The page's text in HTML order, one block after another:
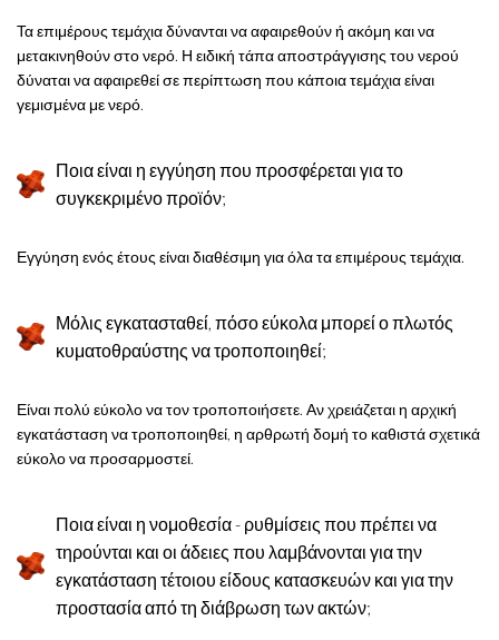
Τα επιμέρους τεμάχια δύνανται να αφαιρεθούν ή ακόμη και να
μετακινηθούν στο νερό. Η ειδική τάπα αποστράγγισης του νερού
δύναται να αφαιρεθεί σε περίπτωση που κάποια τεμάχια είναι
γεμισμένα με νερό.
Ποια είναι η εγγύηση που προσφέρεται για το
συγκεκριμένο προϊόν;
Εγγύηση ενός έτους είναι διαθέσιμη για όλα τα επιμέρους τεμάχια.
Μόλις εγκατασταθεί, πόσο εύκολα μπορεί ο πλωτός
κυματοθραύστης να τροποποιηθεί;
Είναι πολύ εύκολο να τον τροποποιήσετε. Αν χρειάζεται η αρχική
εγκατάσταση να τροποποιηθεί, η αρθρωτή δομή το καθιστά σχετικά
εύκολο να προσαρμοστεί.
Ποια είναι η νομοθεσία - ρυθμίσεις που πρέπει να
τηρούνται και οι άδειες που λαμβάνονται για την
εγκατάσταση τέτοιου είδους κατασκευών και για την
προστασία από τη διάβρωση των ακτών;